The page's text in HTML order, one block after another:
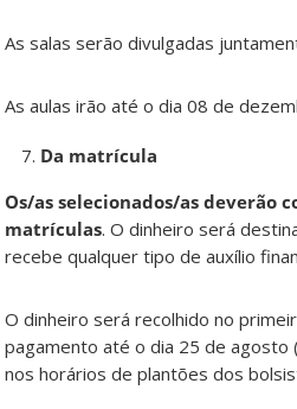
As salas serão divulgadas
As aulas irão até o dia 08 de
Da matrícula
Os/as selecionados/as deverão
matrículas. O dinheiro será
recebe qualquer tipo de auxílio
O dinheiro será recolhido no
pagamento até o dia 25 de agosto
nos horários de plantões dos